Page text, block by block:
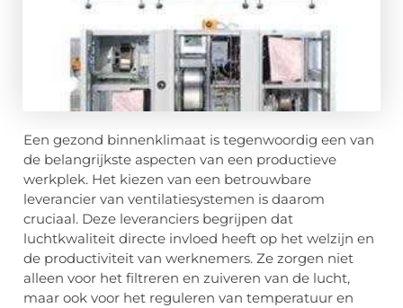
Een gezond binnenklimaat is tegenwoordig een van
de belangrijkste aspecten van een productieve
werkplek. Het kiezen van een betrouwbare
leverancier van ventilatiesystemen is daarom
cruciaal. Deze leveranciers begrijpen dat
luchtkwaliteit directe invloed heeft op het welzijn en
de productiviteit van werknemers. Ze zorgen niet
alleen voor het filtreren en zuiveren van de lucht,
maar ook voor het reguleren van temperatuur en